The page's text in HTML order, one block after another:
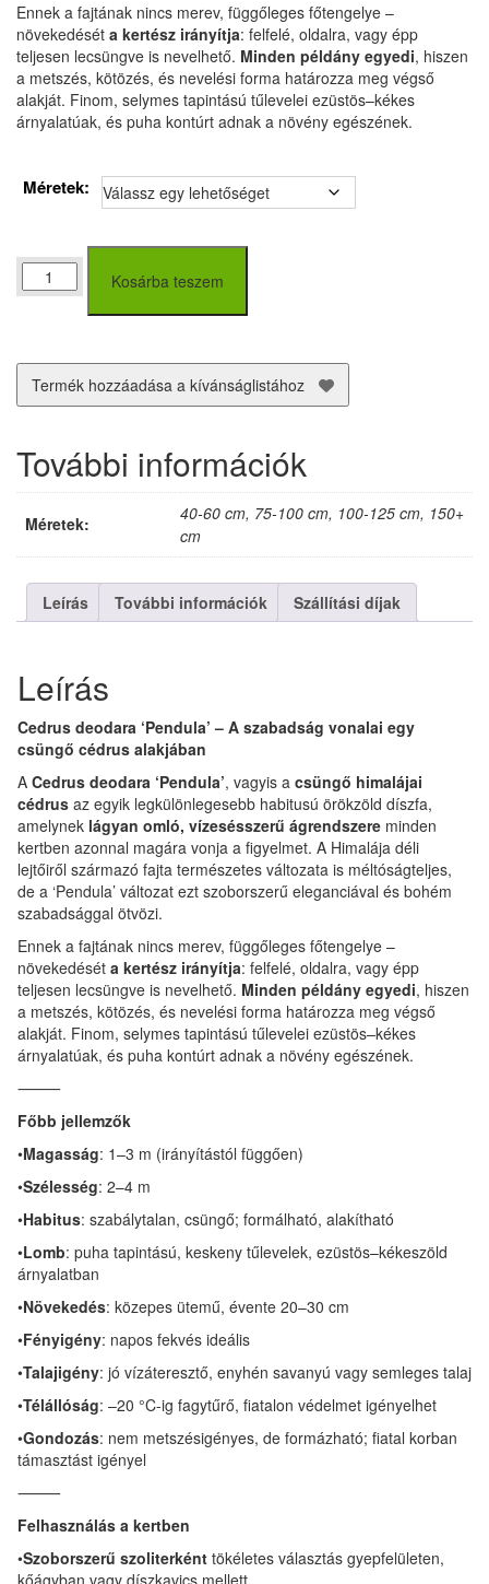
Ennek a fajtának nincs merev, függőleges főtengelye –
növekedését a kertész irányítja: felfelé, oldalra, vagy épp
teljesen lecsüngve is nevelhető. Minden példány egyedi, hiszen
a metszés, kötözés, és nevelési forma határozza meg végső
alakját. Finom, selymes tapintású tűlevelei ezüstös–kékes
árnyalatúak, és puha kontúrt adnak a növény egészének.
Méretek:
Csüngő
Himalájai
deodara
‘Pendula’)
40-
cm
mennyiség
Kosárba teszem
Termék hozzáadása a kívánságlistához
További információk
Méretek:
40-60 cm, 75-100 cm, 100-125 cm, 150+
cm
Leírás További információk Szállítási díjak
Leírás
Cedrus deodara ‘Pendula’ – A szabadság vonalai egy
csüngő cédrus alakjában
A Cedrus deodara ‘Pendula’, vagyis a csüngő himalájai
cédrus az egyik legkülönlegesebb habitusú örökzöld díszfa,
amelynek lágyan omló, vízesésszerű ágrendszere minden
kertben azonnal magára vonja a figyelmet. A Himalája déli
lejtőiről származó fajta természetes változata is méltóságteljes,
de a ‘Pendula’ változat ezt szoborszerű eleganciával és bohém
szabadsággal ötvözi.
Ennek a fajtának nincs merev, függőleges főtengelye –
növekedését a kertész irányítja: felfelé, oldalra, vagy épp
teljesen lecsüngve is nevelhető. Minden példány egyedi, hiszen
a metszés, kötözés, és nevelési forma határozza meg végső
alakját. Finom, selymes tapintású tűlevelei ezüstös–kékes
árnyalatúak, és puha kontúrt adnak a növény egészének.
⸻
Főbb jellemzők
•Magasság: 1–3 m (irányítástól függően)
•Szélesség: 2–4 m
•Habitus: szabálytalan, csüngő; formálható, alakítható
•Lomb: puha tapintású, keskeny tűlevelek, ezüstös–kékeszöld
árnyalatban
•Növekedés: közepes ütemű, évente 20–30 cm
•Fényigény: napos fekvés ideális
•Talajigény: jó vízáteresztő, enyhén savanyú vagy semleges talaj
•Télállóság: –20 °C-ig fagytűrő, fiatalon védelmet igényelhet
•Gondozás: nem metszésigényes, de formázható; fiatal korban
támasztást igényel
⸻
Felhasználás a kertben
•Szoborszerű szoliterként tökéletes választás gyepfelületen,